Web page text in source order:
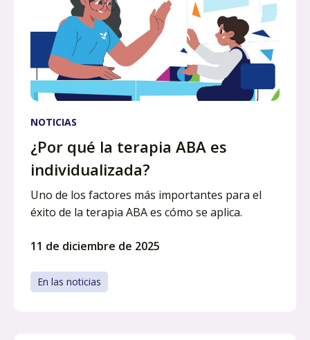
NOTICIAS
¿Por qué la terapia ABA es
individualizada?
Uno de los factores más importantes para el
éxito de la terapia ABA es cómo se aplica.
11 de diciembre de 2025
En las noticias